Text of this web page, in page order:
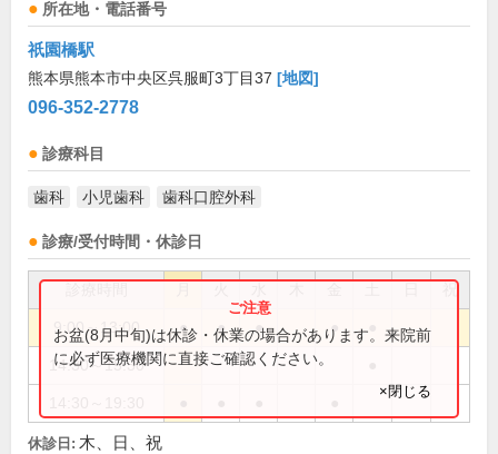
所在地・電話番号
祇園橋駅
熊本県熊本市中央区呉服町3丁目37 [地図]
096-352-2778
診療科目
歯科 小児歯科 歯科口腔外科
診療/受付時間・休診日
祝
9:00～13:00 ● ● ● ●
14:30～15:30
お盆(8月中旬)は休診・休業の場合があります。来院前
に必ず医療機関に直接ご確認ください。
×閉じる
休診日: 木、日、祝